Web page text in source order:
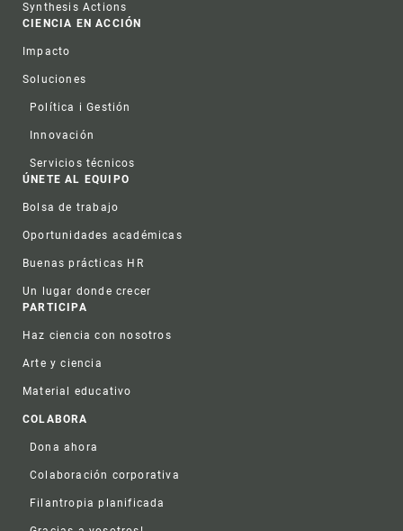
Synthesis Actions
CIENCIA EN ACCIÓN
Impacto
Soluciones
Política i Gestión
Innovación
Servicios técnicos
ÚNETE AL EQUIPO
Bolsa de trabajo
Oportunidades académicas
Buenas prácticas HR
Un lugar donde crecer
PARTICIPA
Haz ciencia con nosotros
Arte y ciencia
Material educativo
COLABORA
Dona ahora
Colaboración corporativa
Filantropia planificada